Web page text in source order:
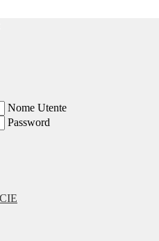
Nome Utente
Password